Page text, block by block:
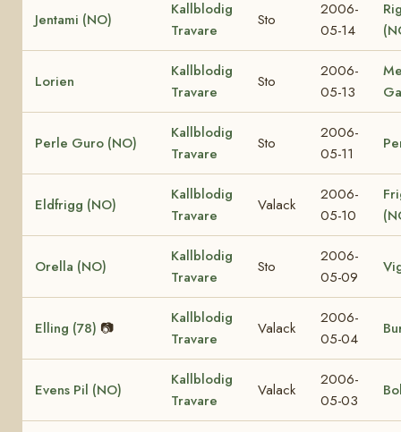
Jentami (NO)
Kallblodig
Travare
Sto
2006-
05-14
Lorien
Kallblodig
Travare
Sto
2006-
05-13
Perle Guro (NO)
Kallblodig
Travare
Sto
2006-
05-11
Eldfrigg (NO)
Kallblodig
Travare
Valack
2006-
05-10
Orella (NO)
Kallblodig
Travare
Sto
2006-
05-09
Elling (78) 📷
Kallblodig
Travare
Valack
2006-
05-04
Evens Pil (NO)
Kallblodig
Travare
Valack
2006-
05-03